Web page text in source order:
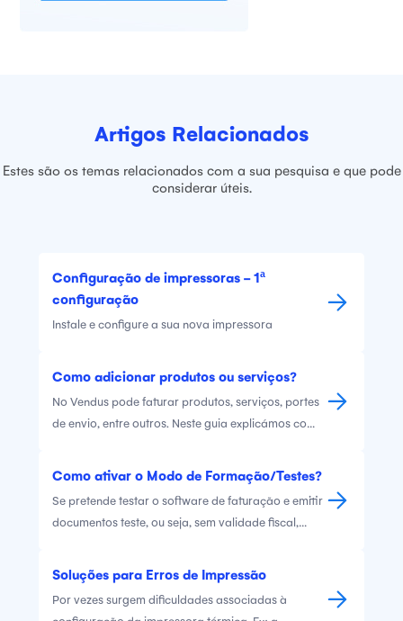
Artigos Relacionados
Estes são os temas relacionados com a sua pesquisa e que pode
considerar úteis.
Configuração de impressoras - 1ª
configuração
Instale e configure a sua nova impressora
Como adicionar produtos ou serviços?
No Vendus pode faturar produtos, serviços, portes
de envio, entre outros. Neste guia explicámos como
Como ativar o Modo de Formação/Testes?
Se pretende testar o software de faturação e emitir
documentos teste, ou seja, sem validade fiscal,
ou formação. Desative sempre que necessite emitir
documentos reais, para comunicar posteriormente
Soluções para Erros de Impressão
Por vezes surgem dificuldades associadas à